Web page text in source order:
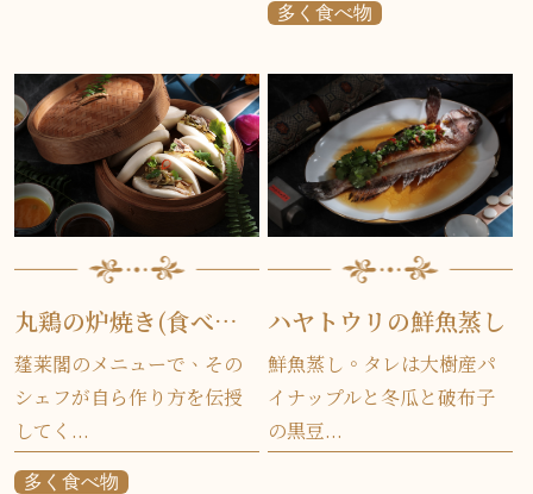
多く食べ物
丸鶏の炉焼き(食べ方第3種）
蓬莱閣のメニューで、その
シェフが自ら作り方を伝授
してく...
多く食べ物
ハヤトウリの鮮魚蒸し
鮮魚蒸し。タレは大樹産パ
イナップルと冬瓜と破布子
の黒豆...